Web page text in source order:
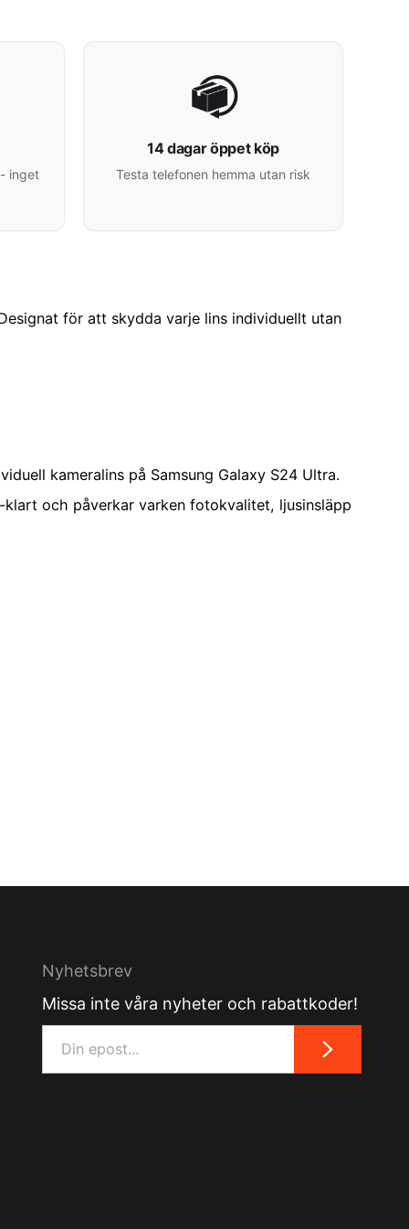
inget
14 dagar öppet köp
Testa telefonen hemma utan risk
för att skydda varje lins individuellt utan
kameralins på Samsung Galaxy S24 Ultra.
och påverkar varken fotokvalitet, ljusinsläpp
Nyhetsbrev
Missa inte våra nyheter och rabattkoder!